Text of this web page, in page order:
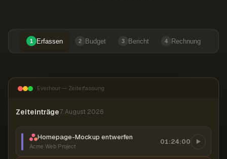
1 Erfassen 2 Budget 3 Bericht 4 Rechnung
Everhour — Zeiterfassung
Zeiteinträge7. August 2026
Homepage-Mockup entwerfen
Acme Web Project
01:24:00